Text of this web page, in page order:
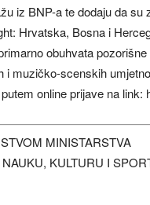
iz BNP-a te dodaju da
Hrvatska, Bosna i
obuhvata
i muzičko-scenskih
online prijave na
MINISTARSTVA
KULTURU I